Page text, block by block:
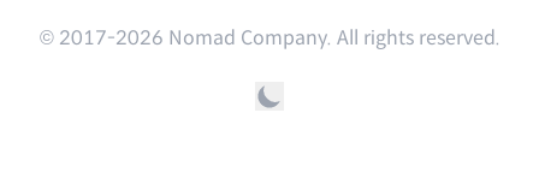
© 2017-2026 Nomad Company. All rights reserved.